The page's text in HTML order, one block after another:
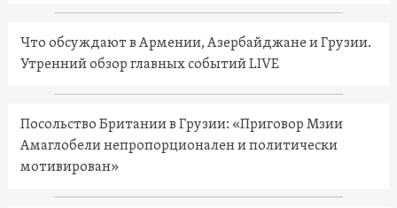
Что обсуждают в Армении, Азербайджане и Грузии.
Утренний обзор главных событий LIVE
Посольство Британии в Грузии: «Приговор Мзии
Амаглобели непропорционален и политически
мотивирован»